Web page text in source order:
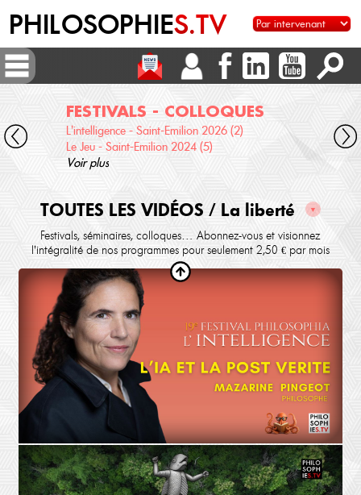
PHILOSOPHIES.TV
FESTIVALS - COLLOQUES
L'intelligence - Saint-Emilion 2026 (2)
Le Jeu - Saint-Emilion 2024 (5)
Voir plus
TOUTES LES VIDÉOS / La liberté ▼
Festivals, séminaires, colloques… Abonnez-vous et visionnez
l'intégralité de nos programmes pour seulement 2,50 € par mois